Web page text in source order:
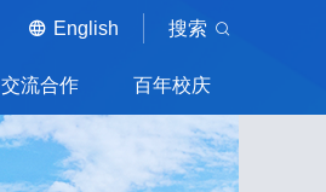
English 搜索
交流合作 百年校庆